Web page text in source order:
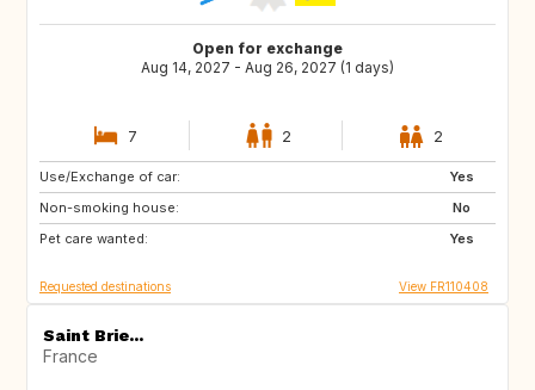
Open for exchange
Aug 14, 2027 - Aug 26, 2027 (1 days)
7 2 2
Use/Exchange of car:
Yes
Non-smoking house:
No
Pet care wanted:
Yes
PT
IT
Requested destinations View FR110408
Saint Brie...
France